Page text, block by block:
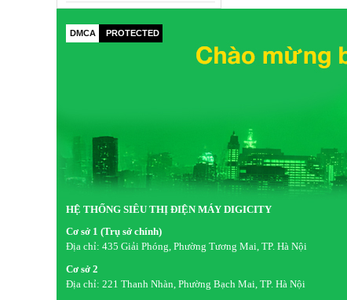
DMCA PROTECTED
HỆ THỐNG SIÊU THỊ ĐIỆN MÁY DIGICITY
Cơ sở 1 (Trụ sở chính)
Địa chỉ: 435 Giải Phóng, Phường Tương Mai, TP. Hà Nội
Cơ sở 2
Địa chỉ: 221 Thanh Nhàn, Phường Bạch Mai, TP. Hà Nội